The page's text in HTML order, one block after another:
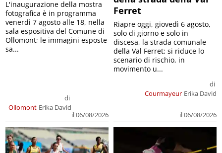
Ollomont
di
Erika David
il 06/08/2026
L'inaugurazione della mostra
fotografica è in programma
venerdì 7 agosto alle 18, nella
sala espositiva del Comune di
Ollomont; le immagini esposte
sa...
Ferret
Courmayeur
di
Erika David
il 06/08/2026
Riapre oggi, giovedì 6 agosto,
solo di giorno e solo in
discesa, la strada comunale
della Val Ferret; si riduce lo
scenario di rischio, in
movimento u...